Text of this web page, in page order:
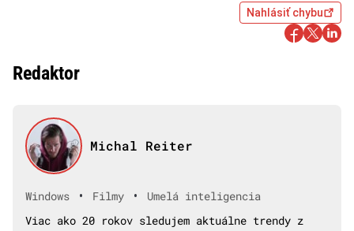
Nahlásiť chybu
Redaktor
Michal Reiter
Windows • Filmy •
Umelá inteligencia
Viac ako 20 rokov sledujem aktuálne trendy z